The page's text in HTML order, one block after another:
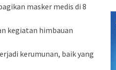
masker medis di 8
kegiatan himbauan
kerumunan, baik yang